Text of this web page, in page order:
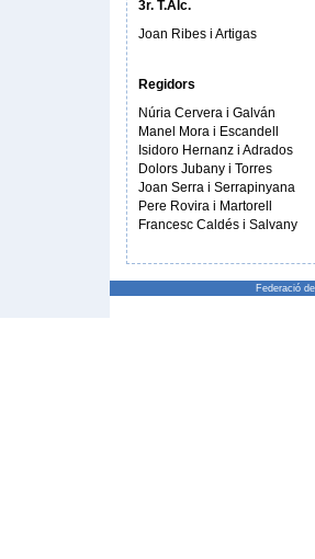
3r. T.Alc.
Joan Ribes i Artigas
Regidors
Núria Cervera i Galván
Manel Mora i Escandell
Isidoro Hernanz i Adrados
Dolors Jubany i Torres
Joan Serra i Serrapinyana
Pere Rovira i Martorell
Francesc Caldés i Salvany
Federació